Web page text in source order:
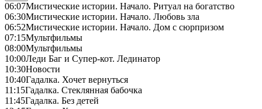
06:07Мистические истории. Начало. Ритуал на богатство
06:30Мистические истории. Начало. Любовь зла
06:52Мистические истории. Начало. Дом с сюрпризом
07:15Мультфильмы
08:00Мультфильмы
10:00Леди Баг и Супер-кот. Лединатор
10:30Новости
10:40Гадалка. Хочет вернуться
11:15Гадалка. Стеклянная бабочка
11:45Гадалка. Без детей